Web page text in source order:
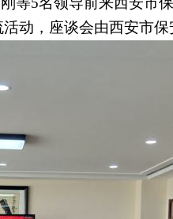
动，座谈会由西安市保